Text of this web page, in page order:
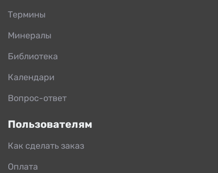
Термины
Минералы
Библиотека
Календари
Вопрос-ответ
Пользователям
Как сделать заказ
Оплата